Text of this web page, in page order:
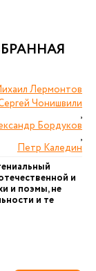
Лермонтов
Чонишвили
,
Бордуков
,
Петр Каледин
и
и поэмы, не
и те